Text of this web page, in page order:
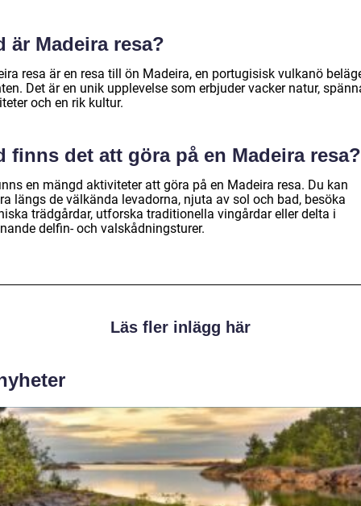
är Madeira resa?
resa är en resa till ön Madeira, en portugisisk vulkanö
Det är en unik upplevelse som erbjuder vacker natur,
och en rik kultur.
finns det att göra på en Madeira resa?
en mängd aktiviteter att göra på en Madeira resa. Du kan
längs de välkända levadorna, njuta av sol och bad, besöka
trädgårdar, utforska traditionella vingårdar eller delta i
delfin- och valskådningsturer.
Läs fler inlägg här